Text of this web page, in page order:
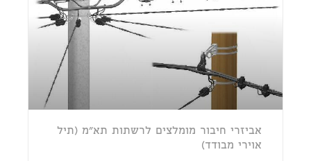
אביזרי חיבור מומלצים לרשתות תא"מ (תיל
אוירי מבודד)